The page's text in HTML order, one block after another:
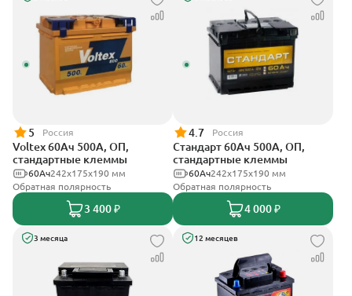
5 Россия
Voltex 60Ач 500А, ОП,
стандартные клеммы
242х175х190 мм
60Ач
Обратная полярность
3 400 ₽
4.7 Россия
Стандарт 60Ач 500А, ОП,
стандартные клеммы
242x175x190 мм
60Ач
Обратная полярность
4 000 ₽
3 месяца 12 месяцев